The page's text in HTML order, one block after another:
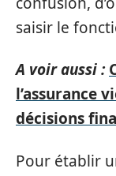
saisir le
A voir aussi :
l’assurance
décisions
Pour établir